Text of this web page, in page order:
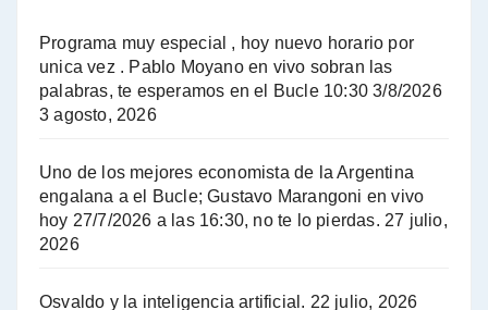
A mayor poder al empresariado le cuesta encontrar resistencia - Jose Urtubey con Jorge Gres
Hugo Yasky : Día de la Militancia - Hugo Yasky con Jorge Gres
Hugo Yasky sobre la Coordinadora de las Industrias de Productos Alimenticios (COPAL) - Hugo Yasky con Jorge Gres
Programa muy especial , hoy nuevo horario por
unica vez . Pablo Moyano en vivo sobran las
palabras, te esperamos en el Bucle 10:30 3/8/2026
3 agosto, 2026
Uno de los mejores economista de la Argentina
engalana a el Bucle; Gustavo Marangoni en vivo
hoy 27/7/2026 a las 16:30, no te lo pierdas. 27 julio,
2026
Osvaldo y la inteligencia artificial. 22 julio, 2026